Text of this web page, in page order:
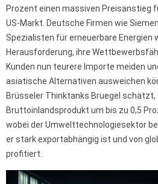
Prozent einen massiven Preisanstieg
US-Markt. Deutsche Firmen wie
Spezialisten für erneuerbare Energien
Herausforderung, ihre
Kunden nun teurere Importe meiden
asiatische Alternativen ausweichen
Brüsseler Thinktanks Bruegel schätzt,
Bruttoinlandsprodukt um bis zu 0,5
wobei der Umwelttechnologiesektor
er stark exportabhängig ist und von
profitiert.